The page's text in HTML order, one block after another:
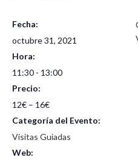
Fecha:
octubre 31, 2021
Hora:
11:30 - 13:00
Precio:
12€ – 16€
Categoría del Evento:
Visitas Guiadas
Web: